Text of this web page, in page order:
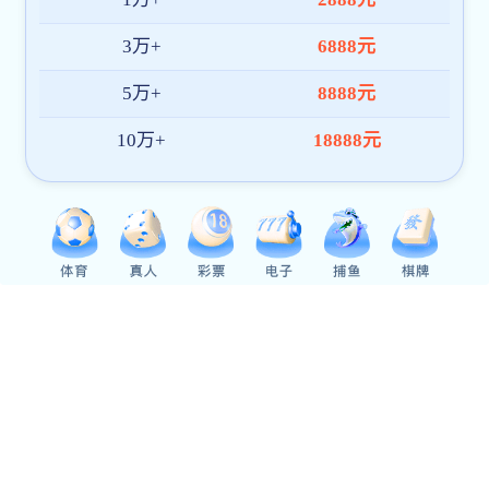
bv伟德客户端召开“十五五”规划编制工作调度会